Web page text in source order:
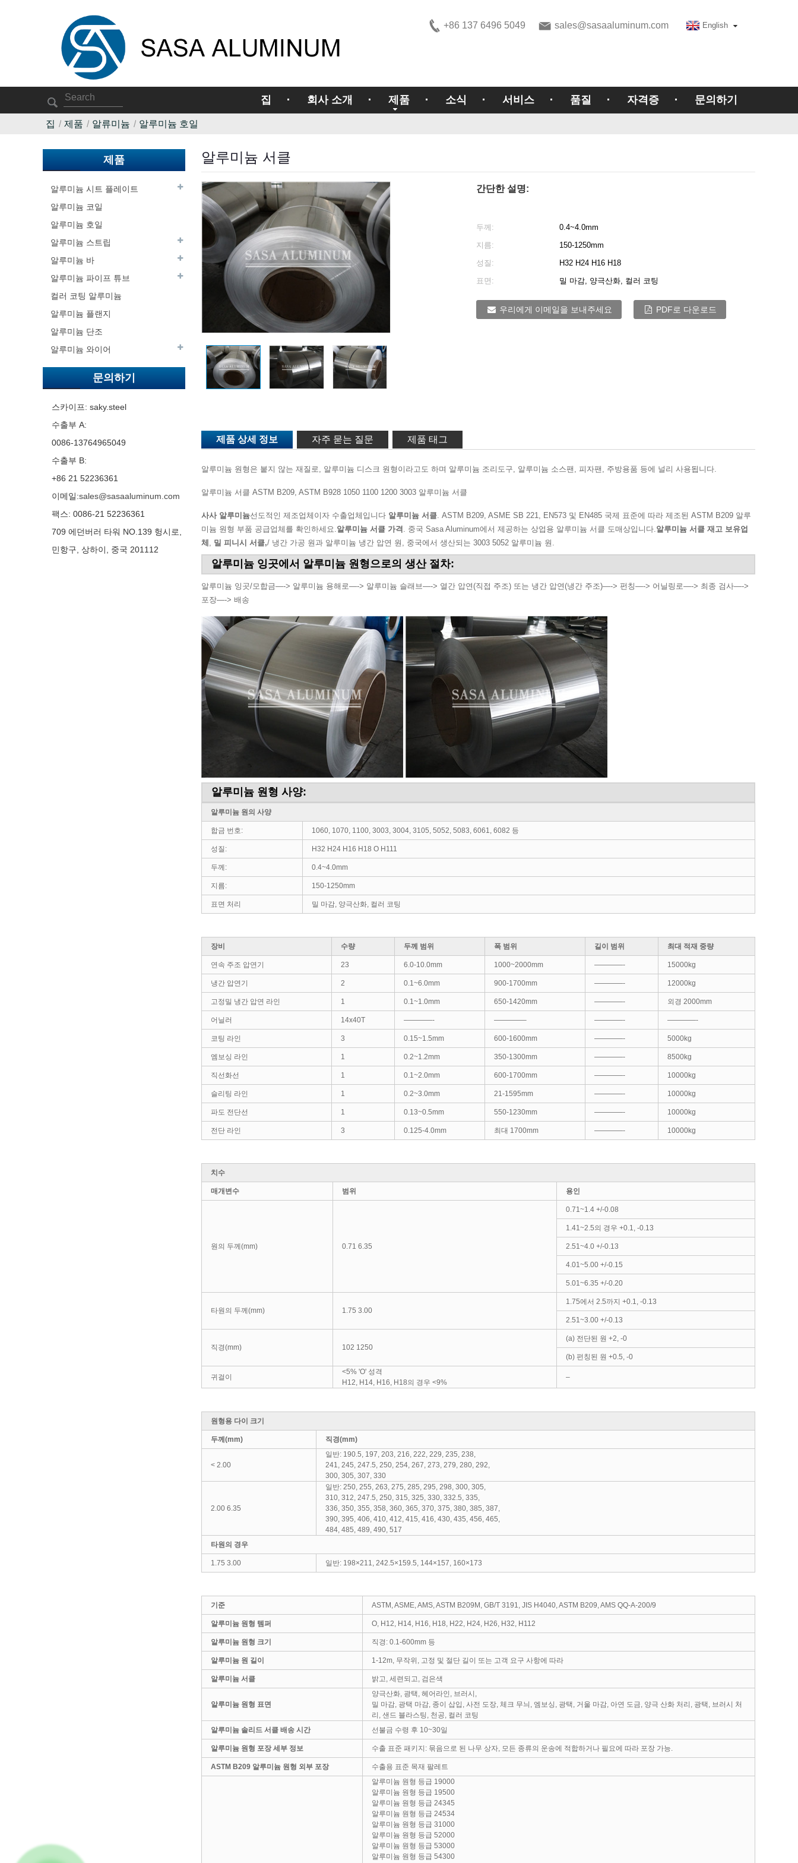
+86 137 6496 5049 sales@sasaaluminum.com English
집 회사 소개 제품 소식 서비스 품질 자격증 문의하기
집 제품 알류미늄 알루미늄 호일
제품
알루미늄 시트 플레이트
알루미늄 코일
알루미늄 호일
알루미늄 스트립
알루미늄 바
알루미늄 파이프 튜브
컬러 코팅 알루미늄
알루미늄 플랜지
알루미늄 단조
알루미늄 와이어
문의하기
스카이프: saky.steel
수출부 A:
0086-13764965049
수출부 B:
+86 21 52236361
이메일:sales@sasaaluminum.com
팩스: 0086-21 52236361
709 에던버러 타워 NO.139 헝시로,
민항구, 상하이, 중국 201112
알루미늄 서클
간단한 설명:
두께:
0.4~4.0mm
지름:
150-1250mm
성질:
H32 H24 H16 H18
표면:
밀 마감, ​​양극산화, 컬러 코팅
우리에게 이메일을 보내주세요 PDF로 다운로드
제품 상세 정보 자주 묻는 질문 제품 태그
알루미늄 원형은 붙지 않는 재질로, 알루미늄 디스크 원형이라고도 하며 알루미늄 조리도구, 알루미늄 소스팬, 피자팬, 주방용품 등에 널리 사용됩니다.
알루미늄 서클 ASTM B209, ASTM B928 1050 1100 1200 3003 알루미늄 서클
사사 알루미늄선도적인 제조업체이자 수출업체입니다 알루미늄 서클 . ASTM B209, ASME SB 221, EN573 및 EN485 국제 표준에 따라 제조된 ASTM B209 알루
미늄 원형 부품 공급업체를 확인하세요. 알루미늄 서클 가격 . 중국 Sasa Aluminum에서 제공하는 상업용 알루미늄 서클 도매상입니다. 알루미늄 서클 재고 보유업
체
밀 피니시 서클,/ 냉간 가공 원과 알루미늄 냉간 압연 원, 중국에서 생산되는 3003 5052 알루미늄 원.
알루미늄 잉곳에서 알루미늄 원형으로의 생산 절차:
알루미늄 잉곳/모합금—-> 알루미늄 용해로—-> 알루미늄 슬래브—-> 열간 압연(직접 주조) 또는 냉간 압연(냉간 주조)—-> 펀칭—-> 어닐링로—-> 최종 검사—->
포장—-> 배송
알루미늄 원형 사양:
알루미늄 원의 사양
합금 번호: 1060, 1070, 1100, 3003, 3004, 3105, 5052, 5083, 6061, 6082 등
성질: H32 H24 H16 H18 O H111
두께: 0.4~4.0mm
지름: 150-1250mm
표면 처리 밀 마감, ​​양극산화, 컬러 코팅
장비 수량 두께 범위 폭 범위 길이 범위 최대 적재 중량
연속 주조 압연기 23 6.0-10.0mm 1000~2000mm ————- 15000kg
냉간 압연기 2 0.1~6.0mm 900-1700mm ————- 12000kg
고정밀 냉간 압연 라인 1 0.1~1.0mm 650-1420mm ————- 외경 2000mm
어닐러 14x40T ————- ————– ————- ————-
코팅 라인 3 0.15~1.5mm 600-1600mm ————- 5000kg
엠보싱 라인 1 0.2~1.2mm 350-1300mm ————- 8500kg
직선화선 1 0.1~2.0mm 600-1700mm ————- 10000kg
슬리팅 라인 1 0.2~3.0mm 21-1595mm ————- 10000kg
파도 전단선 1 0.13~0.5mm 550-1230mm ————- 10000kg
전단 라인 3 0.125-4.0mm 최대 1700mm ————- 10000kg
치수
매개변수 범위 용인
원의 두께(mm) 0.71 6.35
0.71~1.4 +/-0.08
1.41~2.5의 경우 +0.1, -0.13
2.51~4.0 +/-0.13
4.01~5.00 +/-0.15
5.01~6.35 +/-0.20
타원의 두께(mm) 1.75 3.00
1.75에서 2.5까지 +0.1, -0.13
2.51~3.00 +/-0.13
직경(mm) 102 1250
(a) 전단된 원 +2, -0
(b) 펀칭된 원 +0.5, -0
귀걸이
<5% 'O' 성격
H12, H14, H16, H18의 경우 <9%
–
원형용 다이 크기
두께(mm) 직경(mm)
< 2.00
일반: 190.5, 197, 203, 216, 222, 229, 235, 238,
241, 245, 247.5, 250, 254, 267, 273, 279, 280, 292,
300, 305, 307, 330
2.00 6.35
일반: 250, 255, 263, 275, 285, 295, 298, 300, 305,
310, 312, 247.5, 250, 315, 325, 330, 332.5, 335,
336, 350, 355, 358, 360, 365, 370, 375, 380, 385, 387,
390, 395, 406, 410, 412, 415, 416, 430, 435, 456, 465,
484, 485, 489, 490, 517
타원의 경우
1.75 3.00 일반: 198×211, 242.5×159.5, 144×157, 160×173
기준 ASTM, ASME, AMS, ASTM B209M, GB/T 3191, JIS H4040, ASTM B209, AMS QQ-A-200/9
알루미늄 원형 템퍼 O, H12, H14, H16, H18, H22, H24, H26, H32, H112
알루미늄 원형 크기 직경: 0.1-600mm 등
알루미늄 원 길이 1-12m, 무작위, 고정 및 절단 길이 또는 고객 요구 사항에 따라
알루미늄 서클 밝고, 세련되고, 검은색
알루미늄 원형 표면
양극산화, 광택, 헤어라인, 브러시,
밀 마감, ​​광택 마감, 종이 삽입, 사전 도장, 체크 무늬, 엠보싱, 광택, 거울 마감, 아연 도금, 양극 산화 처리, 광택, 브러시 처
리, 샌드 블라스팅, 천공, 컬러 코팅
알루미늄 솔리드 서클 배송 시간
선불금 수령 후 10~30일
알루미늄 원형 포장 세부 정보 수출 표준 패키지: 묶음으로 된 나무 상자, 모든 종류의 운송에 적합하거나 필요에 따라 포장 가능.
ASTM B209 알루미늄 원형 외부 포장
수출용 표준 목재 팔레트
알루미늄 원형 등급 19000
알루미늄 원형 등급 19500
알루미늄 원형 등급 24345
알루미늄 원형 등급 24534
알루미늄 원형 등급 31000
알루미늄 원형 등급 52000
알루미늄 원형 등급 53000
알루미늄 원형 등급 54300